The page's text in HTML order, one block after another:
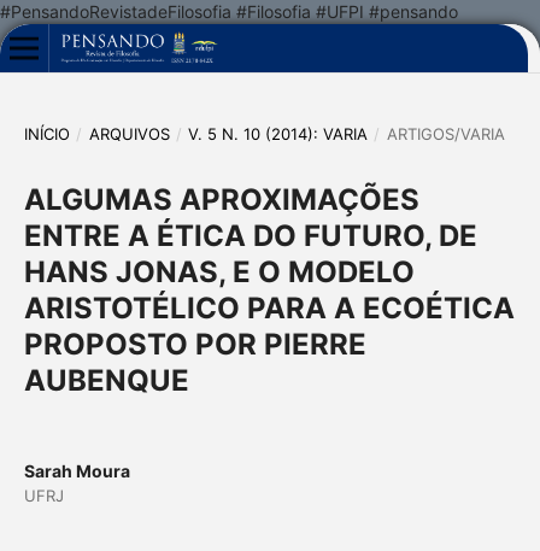
#PensandoRevistadeFilosofia #Filosofia #UFPI #pensando
INÍCIO / ARQUIVOS / V. 5 N. 10 (2014): VARIA / ARTIGOS/VARIA
ALGUMAS APROXIMAÇÕES
ENTRE A ÉTICA DO FUTURO, DE
HANS JONAS, E O MODELO
ARISTOTÉLICO PARA A ECOÉTICA
PROPOSTO POR PIERRE
AUBENQUE
Sarah Moura
UFRJ